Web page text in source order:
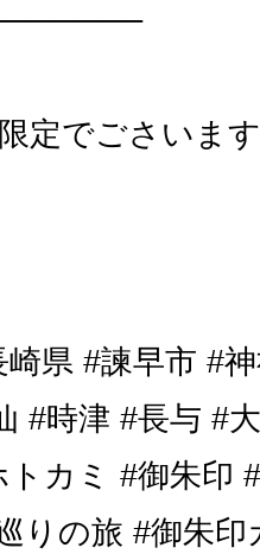
定でごさいま
県 #諫早市 #
#時津 #長与 #
カミ #御朱印
りの旅 #御朱